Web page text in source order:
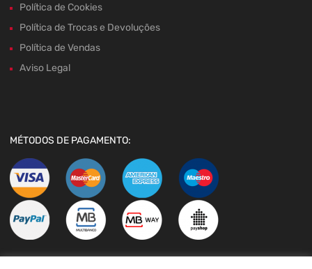
Política de Cookies
Política de Trocas e Devoluções
Política de Vendas
Aviso Legal
MÉTODOS DE PAGAMENTO: